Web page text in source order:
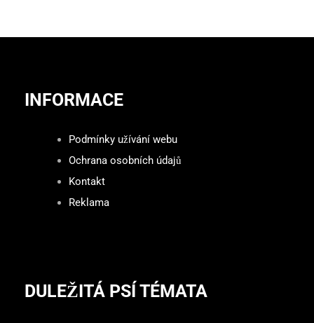
INFORMACE
Podmínky užívání webu
Ochrana osobních údajů
Kontakt
Reklama
DULEŽITÁ PSÍ TÉMATA